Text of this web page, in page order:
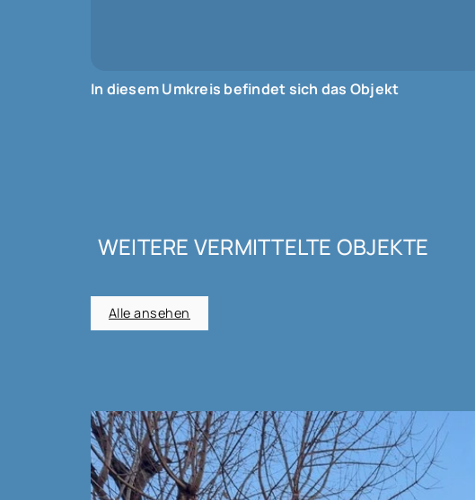
In diesem Umkreis befindet sich das Objekt
WEITERE VERMITTELTE OBJEKTE
Alle ansehen